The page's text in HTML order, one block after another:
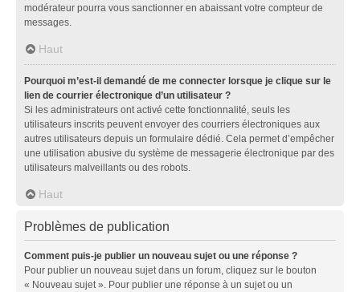
modérateur pourra vous sanctionner en abaissant votre compteur de
messages.
Haut
Pourquoi m’est-il demandé de me connecter lorsque je clique sur le
lien de courrier électronique d’un utilisateur ?
Si les administrateurs ont activé cette fonctionnalité, seuls les
utilisateurs inscrits peuvent envoyer des courriers électroniques aux
autres utilisateurs depuis un formulaire dédié. Cela permet d’empêcher
une utilisation abusive du système de messagerie électronique par des
utilisateurs malveillants ou des robots.
Haut
Problèmes de publication
Comment puis-je publier un nouveau sujet ou une réponse ?
Pour publier un nouveau sujet dans un forum, cliquez sur le bouton
« Nouveau sujet ». Pour publier une réponse à un sujet ou un